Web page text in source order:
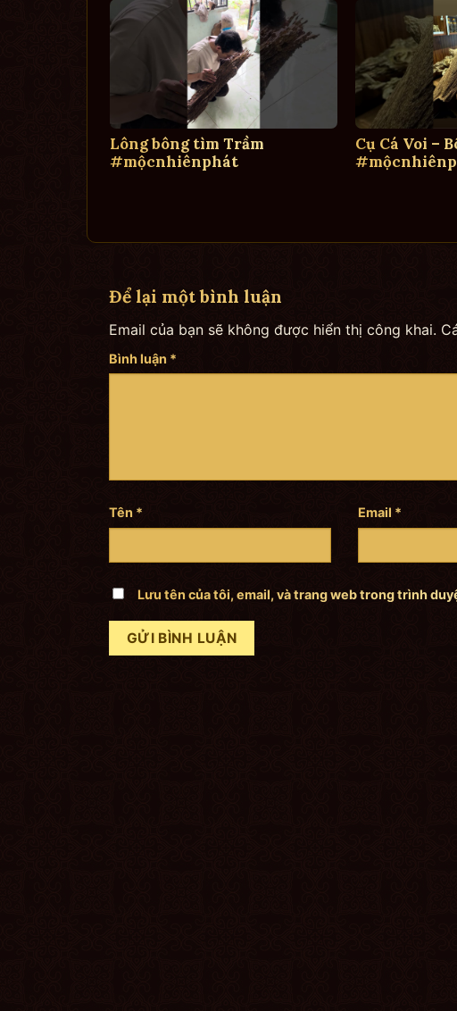
Lông bông tìm Trầm
#mộcnhiênphát
Cụ Cá Voi –
Để lại một bình luận
Email của bạn sẽ không được hiển thị công khai.
Bình luận *
Tên * Email *
Lưu tên của tôi, email, và trang web trong trình